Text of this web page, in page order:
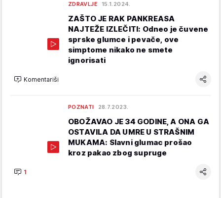
ZDRAVLJE 15.1.2024.
ZAŠTO JE RAK PANKREASA
NAJTEŽE IZLEČITI: Odneo je čuvene
sprske glumce i pevače, ove
simptome nikako ne smete
ignorisati
Komentariši
POZNATI 28.7.2023.
OBOŽAVAO JE 34 GODINE, A ONA GA
OSTAVILA DA UMRE U STRAŠNIM
MUKAMA: Slavni glumac prošao
kroz pakao zbog supruge
1